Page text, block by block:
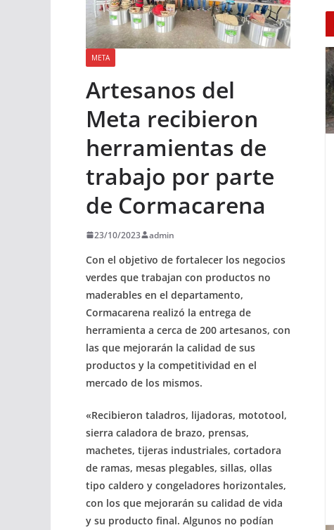
META
Artesanos del
Meta recibieron
herramientas de
trabajo por parte
de Cormacarena
23/10/2023 admin
Con el objetivo de fortalecer los negocios
verdes que trabajan con productos no
maderables en el departamento,
Cormacarena realizó la entrega de
herramienta a cerca de 200 artesanos, con
las que mejorarán la calidad de sus
productos y la competitividad en el
mercado de los mismos.
«Recibieron taladros, lijadoras, mototool,
sierra caladora de brazo, prensas,
machetes, tijeras industriales, cortadora
de ramas, mesas plegables, sillas, ollas
tipo caldero y congeladores horizontales,
con los que mejorarán su calidad de vida
y su producto final. Algunos no podían